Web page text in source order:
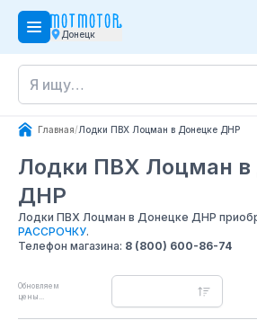
Донецк
Главная/Лодки ПВХ Лоцман в Донецке ДНР
Лодки ПВХ Лоцман
ДНР
Лодки ПВХ Лоцман в Донецке ДНР
РАССРОЧКУ.
Телефон магазина: 8 (800) 600-86-74
Обновляем
цены...